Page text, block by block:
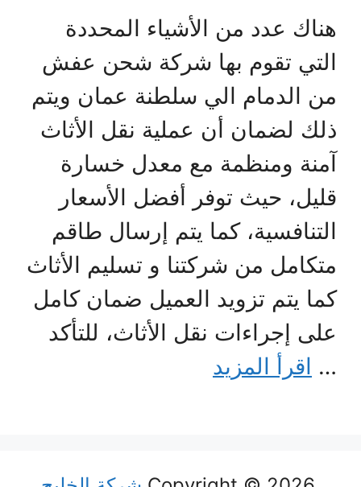
هناك عدد من الأشياء المحددة
التي تقوم بها شركة شحن عفش
من الدمام الي سلطنة عمان ويتم
ذلك لضمان أن عملية نقل الأثاث
آمنة ومنظمة مع معدل خسارة
قليل، حيث توفر أفضل الأسعار
التنافسية، كما يتم إرسال طاقم
متكامل من شركتنا و تسليم الأثاث
كما يتم تزويد العميل ضمان كامل
على إجراءات نقل الأثاث، للتأكد
… اقرأ المزيد